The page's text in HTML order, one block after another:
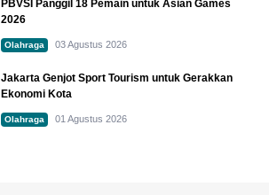
PBVSI Panggil 18 Pemain untuk Asian Games
2026
Olahraga 03 Agustus 2026
Jakarta Genjot Sport Tourism untuk Gerakkan
Ekonomi Kota
Olahraga 01 Agustus 2026